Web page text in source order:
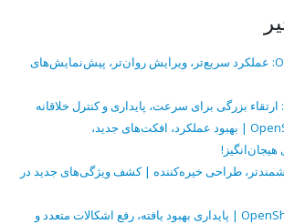
OpenShot 3.5.1: عملکرد سریع‌تر، ویرایش روان‌تر، پیش‌نمایش‌های
انتشار OpenShot 3.4 | بهبود عملکرد، افکت‌های جدید،
طراحی خیره‌کننده | کشف ویژگی‌های جدید در
انتشار OpenShot 3.2.1 | پایداری بهبود یافته، رفع اشکالات متعدد و